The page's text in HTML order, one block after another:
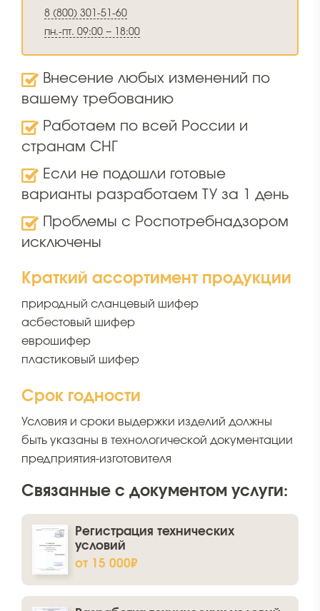
8 (800) 301-51-60
пн.-пт. 09:00 − 18:00
Внесение любых изменений по
вашему требованию
Работаем по всей России и
странам СНГ
Если не подошли готовые
варианты разработаем ТУ за 1 день
Проблемы с Роспотребнадзором
исключены
Краткий ассортимент продукции
природный сланцевый шифер
асбестовый шифер
еврошифер
пластиковый шифер
Срок годности
Условия и сроки выдержки изделий должны
быть указаны в технологической документации
предприятия-изготовителя
Связанные с документом услуги:
Регистрация технических
условий
от 15 000₽